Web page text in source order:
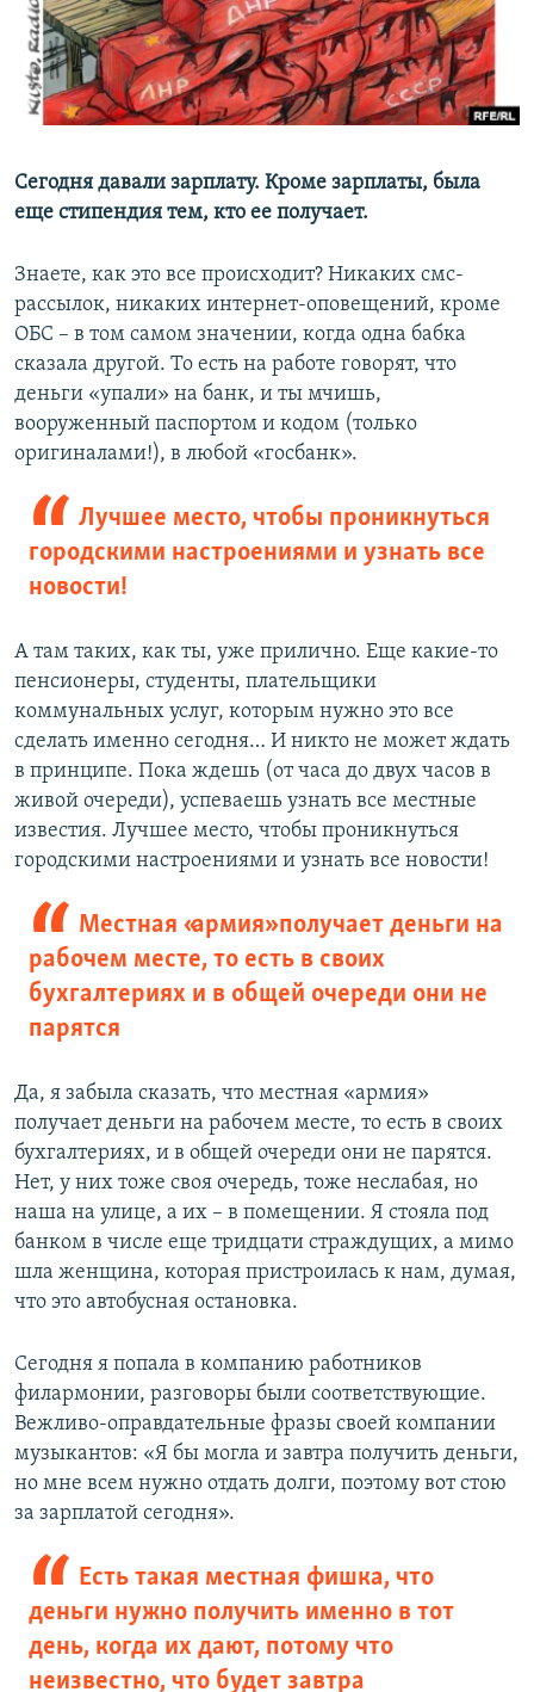
ПОБЕДИТЕЛЕЙ НЕ СУДЯТ?
КРЫМ.НЕПОКОРЕННЫЙ
ELIFBE
ПРИСОЕДИНЯЙТЕСЬ!
Все сайты RFE/RL
Сегодня давали зарплату. Кроме зарплаты, была
еще стипендия тем, кто ее получает.
Знаете, как это все происходит? Никаких смс-
рассылок, никаких интернет-оповещений, кроме
ОБС – в том самом значении, когда одна бабка
сказала другой. То есть на работе говорят, что
деньги «упали» на банк, и ты мчишь,
вооруженный паспортом и кодом (только
оригиналами!), в любой «госбанк».
Лучшее место, чтобы проникнуться
городскими настроениями и узнать все
новости!
А там таких, как ты, уже прилично. Еще какие-то
пенсионеры, студенты, плательщики
коммунальных услуг, которым нужно это все
сделать именно сегодня… И никто не может ждать
в принципе. Пока ждешь (от часа до двух часов в
живой очереди), успеваешь узнать все местные
известия. Лучшее место, чтобы проникнуться
городскими настроениями и узнать все новости!
Местная «армия» получает деньги на
рабочем месте, то есть в своих
бухгалтериях и в общей очереди они не
парятся
Да, я забыла сказать, что местная «армия»
получает деньги на рабочем месте, то есть в своих
бухгалтериях, и в общей очереди они не парятся.
Нет, у них тоже своя очередь, тоже неслабая, но
наша на улице, а их – в помещении. Я стояла под
банком в числе еще тридцати страждущих, а мимо
шла женщина, которая пристроилась к нам, думая,
что это автобусная остановка.
Сегодня я попала в компанию работников
филармонии, разговоры были соответствующие.
Вежливо-оправдательные фразы своей компании
музыкантов: «Я бы могла и завтра получить деньги,
но мне всем нужно отдать долги, поэтому вот стою
за зарплатой сегодня».
Есть такая местная фишка, что
деньги нужно получить именно в тот
день, когда их дают, потому что
неизвестно, что будет завтра